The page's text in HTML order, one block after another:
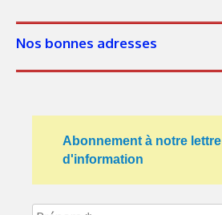
Nos bonnes adresses
Abonnement à notre lettre
d'information